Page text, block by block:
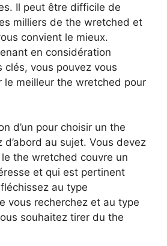
Il peut être difficile de
milliers de the wretched et
convient le mieux.
en considération
clés, vous pouvez vous
le meilleur the wretched pour
d’un pour choisir un the
au sujet. Vous devez
the wretched couvre un
et qui est pertinent
au type
vous recherchez et au type
souhaitez tirer du the